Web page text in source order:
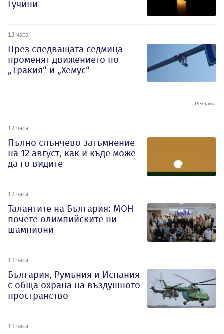
Гучини
12 часа
През следващата седмица
променят движението по
„Тракия“ и „Хемус“
12 часа
Пълно слънчево затъмнение
на 12 август, как и къде може
да го видите
12 часа
Талантите на България: МОН
почете олимпийските ни
шампиони
13 часа
България, Румъния и Испания
с обща охрана на въздушното
пространство
13 часа